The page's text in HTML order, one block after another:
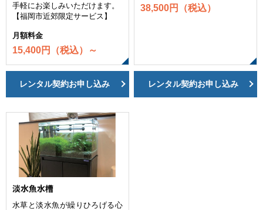
手軽にお楽しみいただけます。
【福岡市近郊限定サービス】
月額料金
15,400円（税込）～
レンタル契約お申し込み
38,500円（税込）
レンタル契約お申し込み
淡水魚水槽
水草と淡水魚が繰りひろげる心